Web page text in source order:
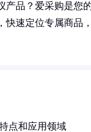
产品？爱采购是您
快速定位专属商品
点和应用领域